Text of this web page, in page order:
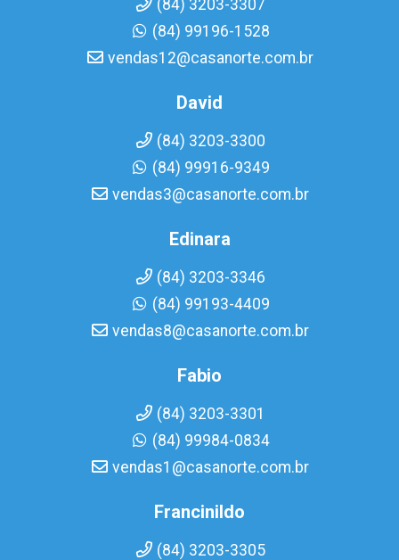
(84) 3203-3307
(84) 99196-1528
vendas12@casanorte.com.br
David
(84) 3203-3300
(84) 99916-9349
vendas3@casanorte.com.br
Edinara
(84) 3203-3346
(84) 99193-4409
vendas8@casanorte.com.br
Fabio
(84) 3203-3301
(84) 99984-0834
vendas1@casanorte.com.br
Francinildo
(84) 3203-3305